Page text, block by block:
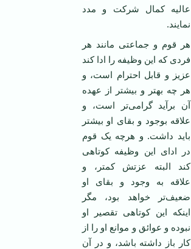
عالیه کمال شرکت و مدد
نمایند.
هر قوم و جماعتی مانند هر
فردی که این وظیفه را ادا کند
عزیز و قابل احترام است، و
هر چه بهتر و بیشتر از عهده
آن برآید گرامی‌تر است، و
علاقه بوجود و بقای او بیشتر
باید داشت. و هرچه یک قوم
در ادای این وظیفه کوتاهی
کند البته عزتش کمتر، و
علاقه به وجود و بقای او
ضعیف‌تر خواهد بود، مگر
اینکه این کوتاهی تقصیر او
نبوده و عوائق و موانع او را از
کار باز داشته باشد، و در آن